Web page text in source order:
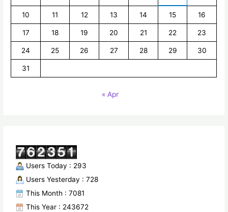
10 11 12 13 14 15 16
17 18 19 20 21 22 23
24 25 26 27 28 29 30
31
« Apr
Users Today : 293
Users Yesterday : 728
This Month : 7081
This Year : 243672